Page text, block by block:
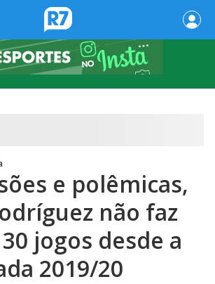
e polêmicas,
não faz
jogos desde a
2019/20